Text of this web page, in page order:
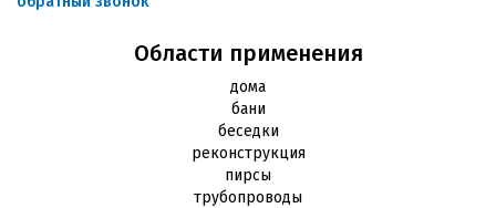
Области применения
дома
бани
беседки
реконструкция
пирсы
трубопроводы